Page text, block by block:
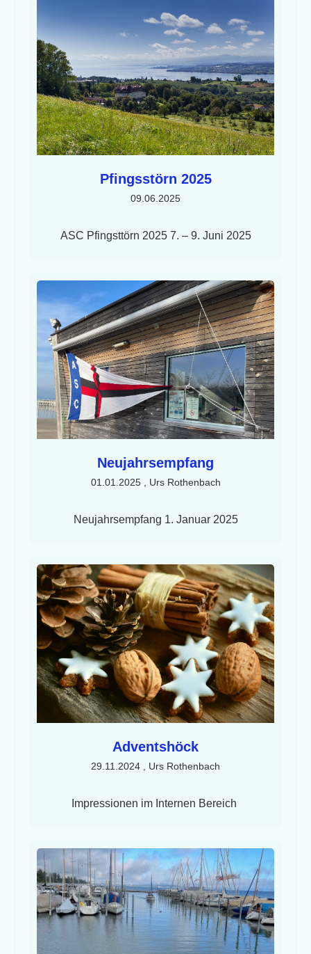
Pfingsstörn 2025
09.06.2025
ASC Pfingsttörn 2025 7. – 9. Juni 2025
Neujahrsempfang
01.01.2025, Urs Rothenbach
Neujahrsempfang 1. Januar 2025
Adventshöck
29.11.2024 , Urs Rothenbach
Impressionen im Internen Bereich